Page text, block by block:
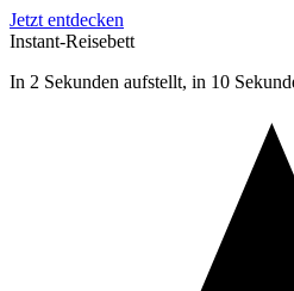
Jetzt entdecken
Instant-Reisebett
In 2 Sekunden aufstellt, in 10